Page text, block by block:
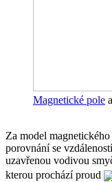
Magnetické pole
Za model
porovnání se
uzavřenou vodivou
kterou prochází proud